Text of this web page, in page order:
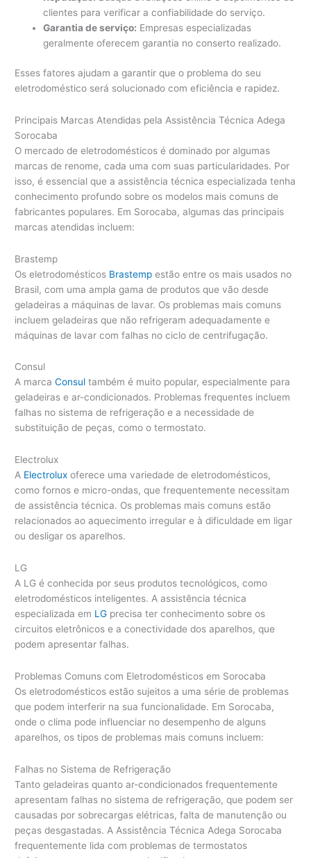
clientes para verificar a confiabilidade do serviço.
Garantia de serviço: Empresas especializadas
geralmente oferecem garantia no conserto realizado.
Esses fatores ajudam a garantir que o problema do seu
eletrodoméstico será solucionado com eficiência e rapidez.
Principais Marcas Atendidas pela Assistência Técnica Adega
Sorocaba
O mercado de eletrodomésticos é dominado por algumas
marcas de renome, cada uma com suas particularidades. Por
isso, é essencial que a assistência técnica especializada tenha
conhecimento profundo sobre os modelos mais comuns de
fabricantes populares. Em Sorocaba, algumas das principais
marcas atendidas incluem:
Brastemp
Os eletrodomésticos Brastemp estão entre os mais usados no
Brasil, com uma ampla gama de produtos que vão desde
geladeiras a máquinas de lavar. Os problemas mais comuns
incluem geladeiras que não refrigeram adequadamente e
máquinas de lavar com falhas no ciclo de centrifugação.
Consul
A marcaConsul também é muito popular, especialmente para
geladeiras e ar-condicionados. Problemas frequentes incluem
falhas no sistema de refrigeração e a necessidade de
substituição de peças, como o termostato.
Electrolux
A Electrolux oferece uma variedade de eletrodomésticos,
como fornos e micro-ondas, que frequentemente necessitam
de assistência técnica. Os problemas mais comuns estão
relacionados ao aquecimento irregular e à dificuldade em ligar
ou desligar os aparelhos.
LG
A LG é conhecida por seus produtos tecnológicos, como
eletrodomésticos inteligentes. A assistência técnica
especializada em LG precisa ter conhecimento sobre os
circuitos eletrônicos e a conectividade dos aparelhos, que
podem apresentar falhas.
Problemas Comuns com Eletrodomésticos em Sorocaba
Os eletrodomésticos estão sujeitos a uma série de problemas
que podem interferir na sua funcionalidade. Em Sorocaba,
onde o clima pode influenciar no desempenho de alguns
aparelhos, os tipos de problemas mais comuns incluem:
Falhas no Sistema de Refrigeração
Tanto geladeiras quanto ar-condicionados frequentemente
apresentam falhas no sistema de refrigeração, que podem ser
causadas por sobrecargas elétricas, falta de manutenção ou
peças desgastadas. A Assistência Técnica Adega Sorocaba
frequentemente lida com problemas de termostatos